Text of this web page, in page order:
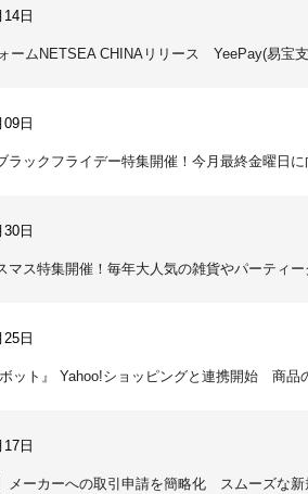
日
ームNETSEA CHINAリリース YeePay(易宝
日
ラックフライデー特集開催！今月最終金曜日
日
マス特集開催！毎年大人気の雑貨やパーティ
日
ット』 Yahoo!ショッピングと連携開始 商品
日
メーカーへの取引申請を簡略化 スムーズな新